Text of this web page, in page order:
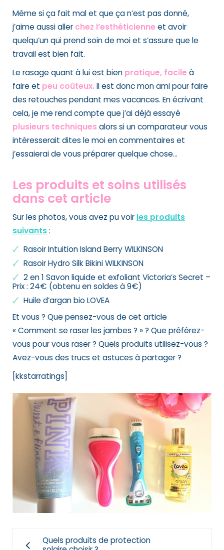
Même si ça fait mal et que ça n’est pas donné,
j’aime aussi aller chez l’esthéticienne et avoir
quelqu’un qui prend soin de moi et s’assure que le
travail est bien fait.
Le rasage quant à lui est bien pratique, facile à
faire et peu coûteux. Il est donc mon ami pour faire
des retouches pendant mes vacances. En écrivant
cela, je me rend compte que j’ai déjà essayé
plusieurs techniques alors si un comparateur vous
intéresserait dites le moi en commentaires et
j’essaierai de vous préparer quelque chose…
Les produits et soins utilisés
dans cet article
Sur les photos, vous avez pu voir les produits
suivants:
Rasoir Intuition Island Berry WILKINSON
Rasoir Hydro Silk Bikini WILKINSON
2 en 1 Savon liquide et exfoliant Victoria’s Secret –
Prix : 24€ (obtenu en soldes à 9€)
Huile d’argan bio LOVEA
Et vous ? Que pensez-vous de cet article
« Comment se raser les jambes ? » ? Que préférez-
vous pour vous raser ? Quels produits utilisez-vous ?
Avez-vous des trucs et astuces à partager ?
[kkstarratings]
Quels produits de protection